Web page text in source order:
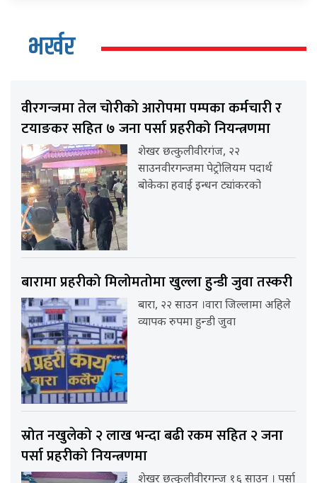
भर्खर
वीरगन्जमा तेल चोरीको आरोपमा पम्पका कर्मचारी र
टयाङकर सहित ७ जना पर्सा प्रहरीको नियन्त्रणमा
शेखर छत्कुलीवीरगंज, २२
साउनवीरगन्जमा पेट्रोलियम पदार्थ
बोकेका हवाई इन्धन ट्यांकरको
बारामा प्रहरीको मिलोमतोमा खुल्ला हुन्डी जुवा तस्करी
बारा, २२ साउन ।वारा जिल्लामा अहिले
व्यापक रुपमा हुन्डी जुवा
स्रोत नखुलेको २ लाख भन्दा बढी रकम सहित २ जना
पर्सा प्रहरीको नियन्त्रणमा
शेखर छत्कुलीवीरगन्ज १६ साउन । पर्सा